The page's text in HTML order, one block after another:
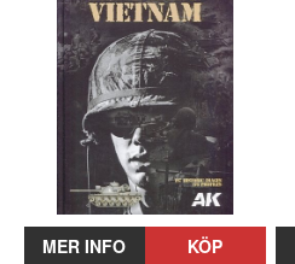
MER INFO KÖP